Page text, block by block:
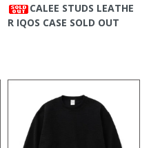
CALEE STUDS LEATHE
R IQOS CASE SOLD OUT